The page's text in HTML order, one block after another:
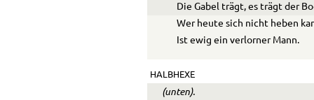
Die Gabel trägt, es trägt der
Wer heute sich nicht heben
Ist ewig ein verlorner Mann.
HALBHEXE
(unten).